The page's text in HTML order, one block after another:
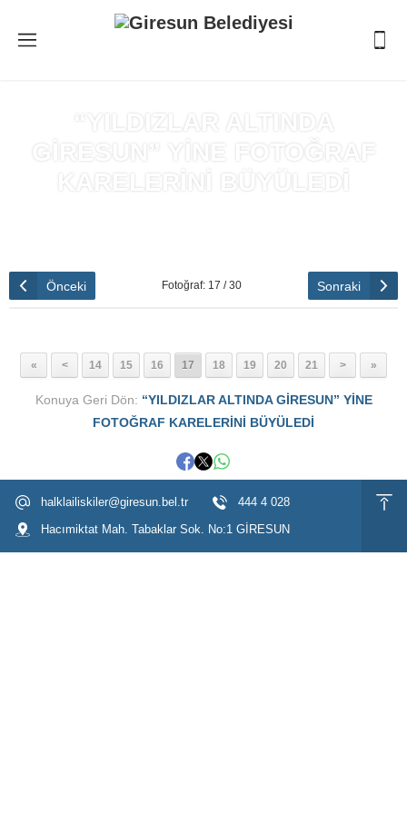
“YILDIZLAR ALTINDA
GİRESUN” YİNE FOTOĞRAF
KARELERİNİ BÜYÜLEDİ
Önceki Fotoğraf: 17 / 30 Sonraki
« < 14 15 16 17 18 19 20 21 > »
Konuya Geri Dön: “YILDIZLAR ALTINDA GİRESUN” YİNE
FOTOĞRAF KARELERİNİ BÜYÜLEDİ
halklailiskiler@giresun.bel.tr
444 4 028
Hacımiktat Mah. Tabaklar Sok. No:1 GİRESUN